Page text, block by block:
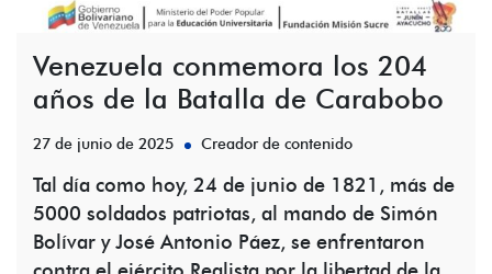
Venezuela conmemora los 204
años de la Batalla de Carabobo
27 de junio de 2025 Creador de contenido
Tal día como hoy, 24 de junio de 1821, más de
5000 soldados patriotas, al mando de Simón
Bolívar y José Antonio Páez, se enfrentaron